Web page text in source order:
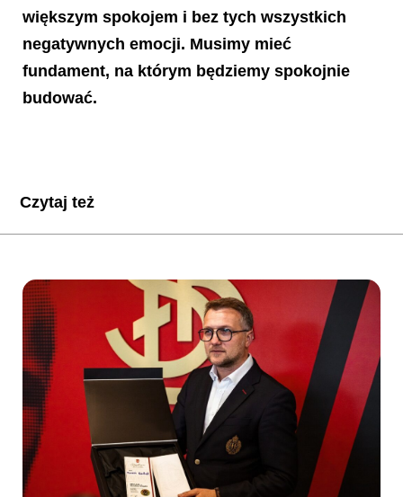
większym spokojem i bez tych wszystkich
negatywnych emocji. Musimy mieć
fundament, na którym będziemy spokojnie
budować.
Czytaj też